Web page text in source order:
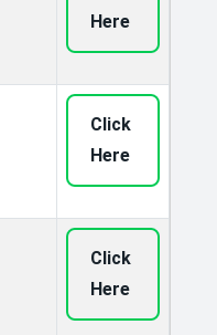
Here
Click
Here
Click
Here